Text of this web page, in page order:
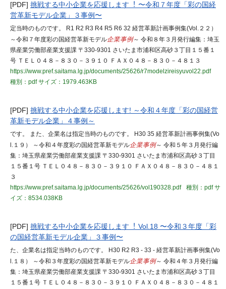
[PDF] 挑戦する中小企業を応援します︕ 〜令和７年度「彩の国経
営革新モデル企業」３事例〜
定当時のものです。 R1 R2 R3 R4 R5 R6 32 経営革新計画事例集(Vol.２２）
～令和７年度彩の国経営革新モデル企業事例～ 令和８年３月発行編集：埼玉
県産業労働部産業支援課 〒330-9301 さいたま市浦和区高砂３丁目１５番１
号 ＴＥＬ０４８－８３０－３９１０ ＦＡＸ０４８－８３０－４８１３
https://www.pref.saitama.lg.jp/documents/25626/r7modelzireisyuvol22.pdf
種別：pdfサイズ：1979.463KB
[PDF] 挑戦する中小企業を応援します! ～令和４年度「彩の国経営
革新モデル企業」４事例～
です。 また、企業名は指定当時のものです。 H30 35 経営革新計画事例集(Vo
l.１９） ～令和４年度彩の国経営革新モデル企業事例～ 令和５年３月発行編
集：埼玉県産業労働部産業支援課 〒330-9301 さいたま市浦和区高砂３丁目
１５番１号 ＴＥＬ０４８－８３０－３９１０ ＦＡＸ０４８－８３０－４８１
３
https://www.pref.saitama.lg.jp/documents/25626/vol190328.pdf
種別：pdfサ
イズ：8534.038KB
[PDF] 挑戦する中小企業を応援します︕ Vol.18 〜令和３年度「彩
の国経営革新モデル企業」３事例〜
た、企業名は指定当時のものです。 H30 R2 R3 - 33 - 経営革新計画事例集(Vo
l.１８） ～令和３年度彩の国経営革新モデル企業事例～ 令和４年３月発行編
集：埼玉県産業労働部産業支援課 〒330-9301 さいたま市浦和区高砂３丁目
１５番１号 ＴＥＬ０４８－８３０－３９１０ ＦＡＸ０４８－８３０－４８１